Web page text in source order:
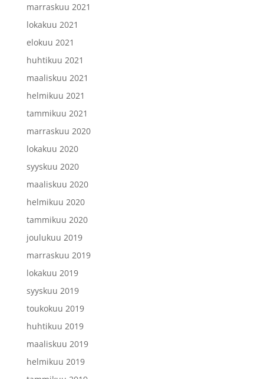
marraskuu 2021
lokakuu 2021
elokuu 2021
huhtikuu 2021
maaliskuu 2021
helmikuu 2021
tammikuu 2021
marraskuu 2020
lokakuu 2020
syyskuu 2020
maaliskuu 2020
helmikuu 2020
tammikuu 2020
joulukuu 2019
marraskuu 2019
lokakuu 2019
syyskuu 2019
toukokuu 2019
huhtikuu 2019
maaliskuu 2019
helmikuu 2019